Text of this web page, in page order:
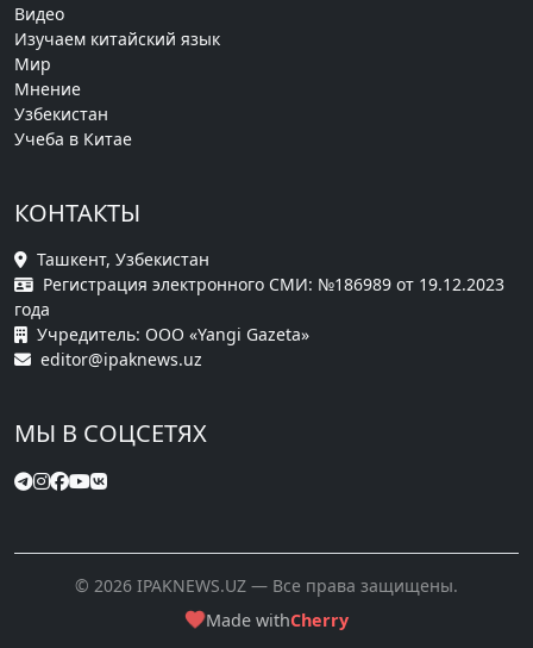
Видео
Изучаем китайский язык
Мир
Мнение
Узбекистан
Учеба в Китае
КОНТАКТЫ
Ташкент, Узбекистан
Регистрация электронного СМИ: №186989 от 19.12.2023
года
Учредитель: ООО «Yangi Gazeta»
editor@ipaknews.uz
МЫ В СОЦСЕТЯХ
© 2026 IPAKNEWS.UZ — Все права защищены.
Made withCherry